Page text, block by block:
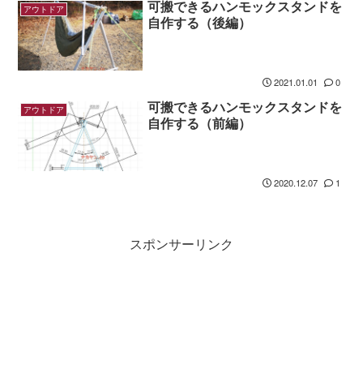
アウトドア
可搬できるハンモックスタンドを
自作する（後編）
2021.01.01 0
アウトドア
可搬できるハンモックスタンドを
自作する（前編）
2020.12.07 1
スポンサーリンク